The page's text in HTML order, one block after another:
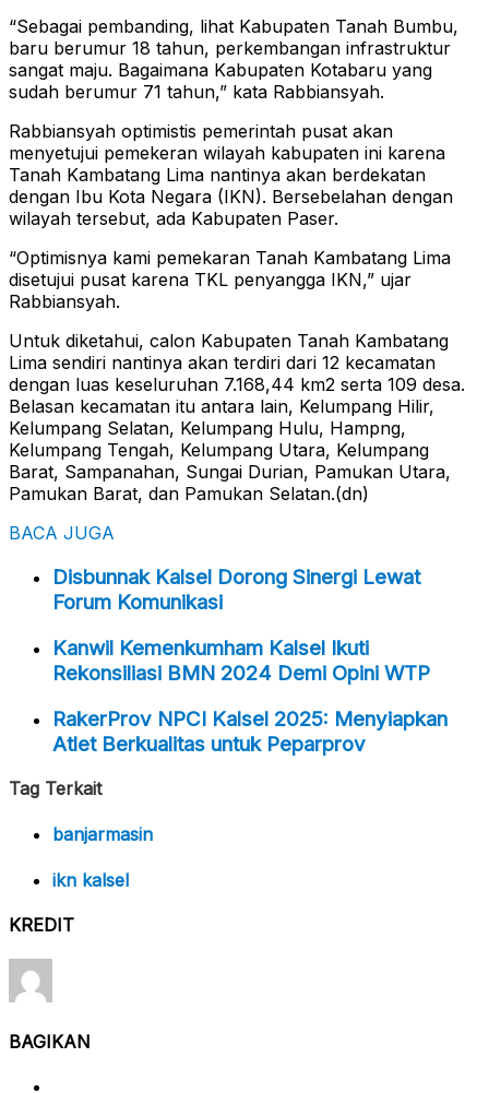
“Sebagai pembanding, lihat Kabupaten Tanah Bumbu,
baru berumur 18 tahun, perkembangan infrastruktur
sangat maju. Bagaimana Kabupaten Kotabaru yang
sudah berumur 71 tahun,” kata Rabbiansyah.
Rabbiansyah optimistis pemerintah pusat akan
menyetujui pemekeran wilayah kabupaten ini karena
Tanah Kambatang Lima nantinya akan berdekatan
dengan Ibu Kota Negara (IKN). Bersebelahan dengan
wilayah tersebut, ada Kabupaten Paser.
“Optimisnya kami pemekaran Tanah Kambatang Lima
disetujui pusat karena TKL penyangga IKN,” ujar
Rabbiansyah.
Untuk diketahui, calon Kabupaten Tanah Kambatang
Lima sendiri nantinya akan terdiri dari 12 kecamatan
dengan luas keseluruhan 7.168,44 km2 serta 109 desa.
Belasan kecamatan itu antara lain, Kelumpang Hilir,
Kelumpang Selatan, Kelumpang Hulu, Hampng,
Kelumpang Tengah, Kelumpang Utara, Kelumpang
Barat, Sampanahan, Sungai Durian, Pamukan Utara,
Pamukan Barat, dan Pamukan Selatan.(dn)
BACA JUGA
Disbunnak Kalsel Dorong Sinergi Lewat
Forum Komunikasi
Kanwil Kemenkumham Kalsel Ikuti
Rekonsiliasi BMN 2024 Demi Opini WTP
RakerProv NPCI Kalsel 2025: Menyiapkan
Atlet Berkualitas untuk Peparprov
Tag Terkait
banjarmasin
ikn kalsel
KREDIT
BAGIKAN